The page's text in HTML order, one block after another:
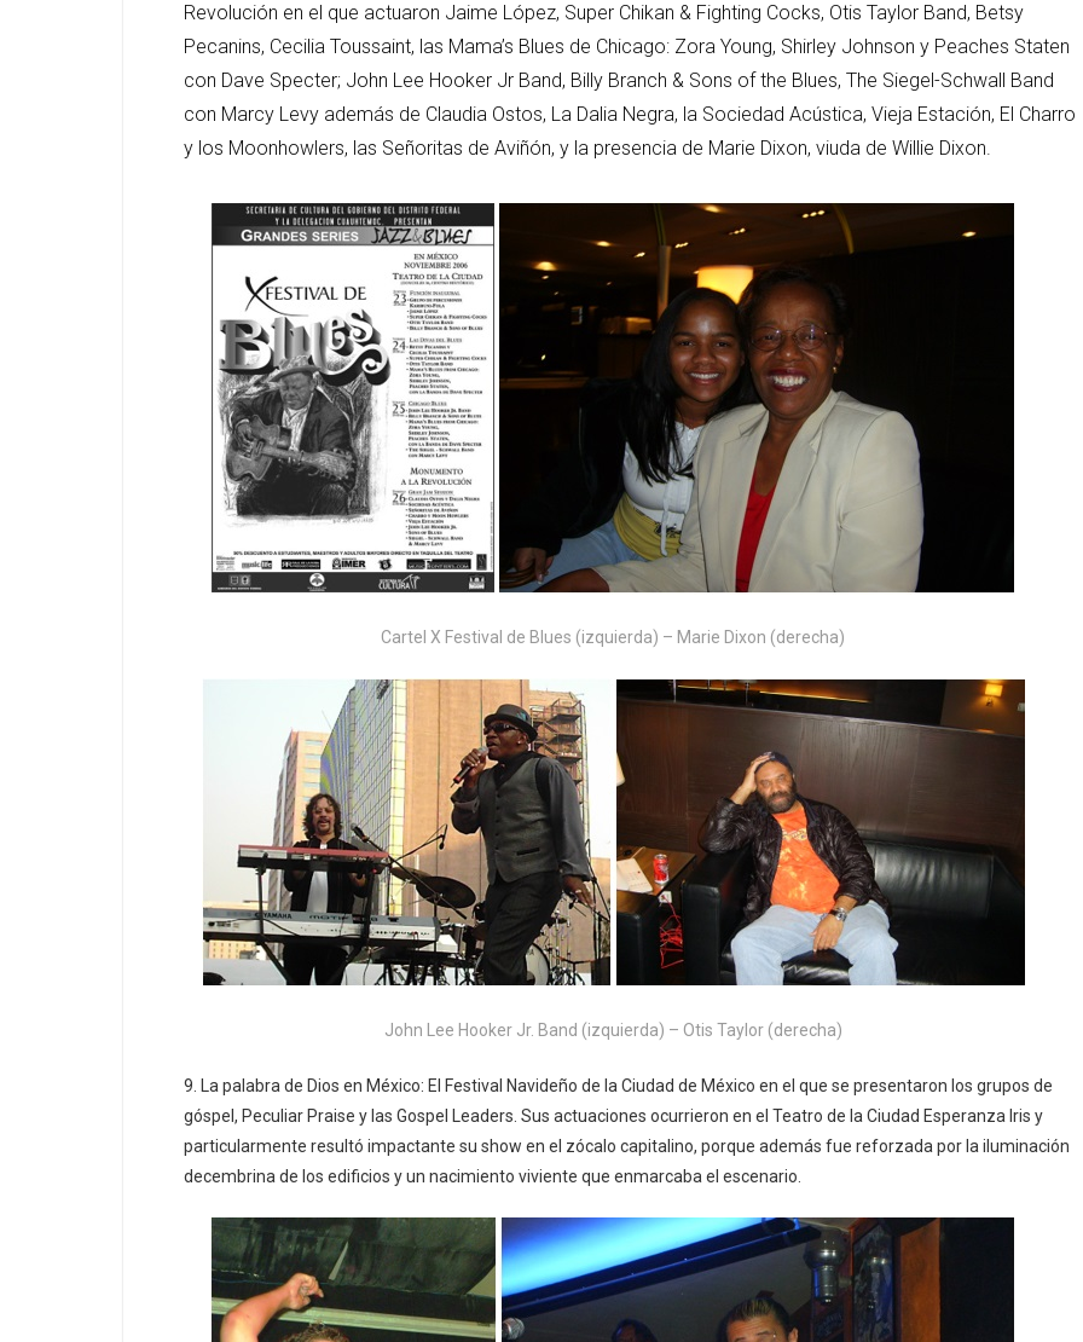
Revolución en el que actuaron Jaime López, Super Chikan & Fighting Cocks, Otis Taylor Band, Betsy
Pecanins, Cecilia Toussaint, las Mama’s Blues de Chicago: Zora Young, Shirley Johnson y Peaches Staten
con Dave Specter; John Lee Hooker Jr Band, Billy Branch & Sons of the Blues, The Siegel-Schwall Band
con Marcy Levy además de Claudia Ostos, La Dalia Negra, la Sociedad Acústica, Vieja Estación, El Charro
y los Moonhowlers, las Señoritas de Aviñón, y la presencia de Marie Dixon, viuda de Willie Dixon.
Cartel X Festival de Blues (izquierda) – Marie Dixon (derecha)
John Lee Hooker Jr. Band (izquierda) – Otis Taylor (derecha)
9. La palabra de Dios en México: El Festival Navideño de la Ciudad de México en el que se presentaron los grupos de
góspel, Peculiar Praise y las Gospel Leaders. Sus actuaciones ocurrieron en el Teatro de la Ciudad Esperanza Iris y
particularmente resultó impactante su show en el zócalo capitalino, porque además fue reforzada por la iluminación
decembrina de los edificios y un nacimiento viviente que enmarcaba el escenario.